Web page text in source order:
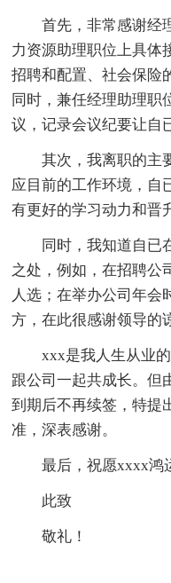
首先，非常感谢经
力资源助理职位上具体
招聘和配置、社会保险
同时，兼任经理助理职
议，记录会议纪要让自
其次，我离职的主
应目前的工作环境，自
有更好的学习动力和晋
同时，我知道自已
之处，例如，在招聘公
人选；在举办公司年会
方，在此很感谢领导的
xxx是我人生从业
跟公司一起共成长。但
到期后不再续签，特提
准，深表感谢。
最后，祝愿xxxx鸿
此致
敬礼！